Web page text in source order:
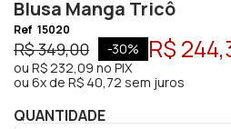
Blusa Manga Tricô
Ref 15020
R$ 349,00 -30% R$
ou R$ 232,09 no PIX
ou 6x de R$ 40,72 sem juros
QUANTIDADE